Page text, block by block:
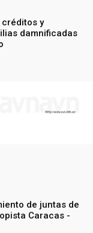
y
damnificadas
de juntas de
Caracas -